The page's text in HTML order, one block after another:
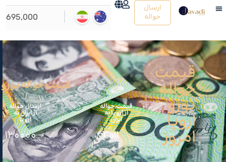
ارسال
حواله
قیمت
حواله
یورو
اروپا
امروز
آخرین
قیمت حواله یورو به اروپا
ارسال حواله
از ایران به
اروپا
130000
تومان
قیمت حواله
از اروپا به
ایران
Call
تومان